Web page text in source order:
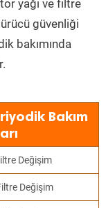
yağı ve filtre
güvenliği
bakımında
Bakım
Değişim
Değişim